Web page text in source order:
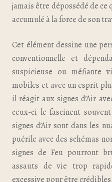
jamais être dépossédé de
accumulé à la force de son
Cet élément dessine une
conventionnelle et
suspicieuse ou méfiante
mobiles et avec un esprit
il réagit aux signes d’Air
ceux-ci le fascinent
signes d’Air sont dans les
puérile avec des schémas
signes de Feu pourront
assauts de vie trop
excessive pour être